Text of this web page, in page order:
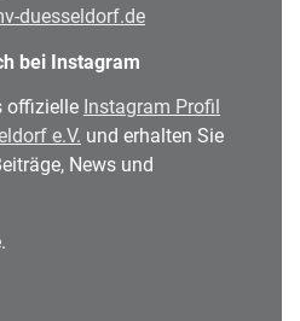
duesseldorf.de
bei Instagram
offizielle Instagram Profil
e.V. und erhalten Sie
News und